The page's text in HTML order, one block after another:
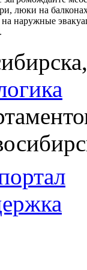
люки на
наружные